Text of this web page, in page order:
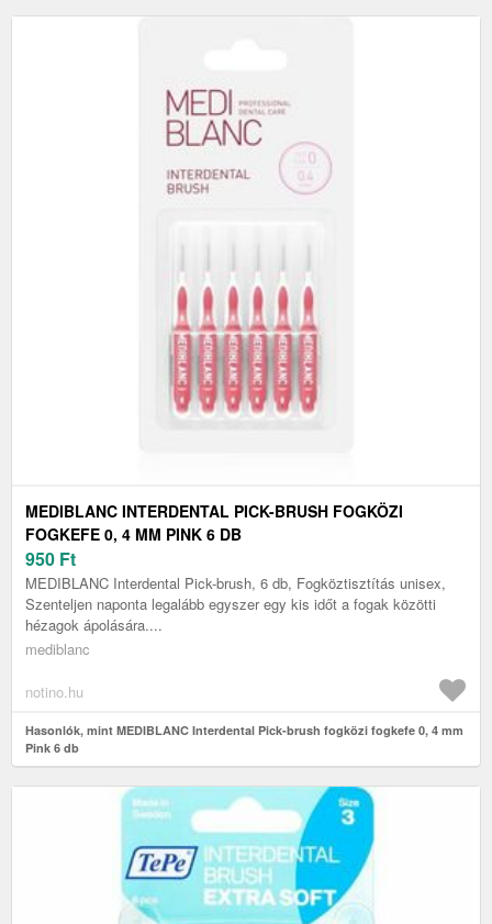
MEDIBLANC INTERDENTAL PICK-BRUSH FOGKÖZI
FOGKEFE 0, 4 MM PINK 6 DB
950 Ft
MEDIBLANC Interdental Pick-brush, 6 db, Fogköztisztítás unisex,
Szenteljen naponta legalább egyszer egy kis időt a fogak közötti
hézagok ápolására....
mediblanc
notino.hu
Hasonlók, mint MEDIBLANC Interdental Pick-brush fogközi fogkefe 0, 4 mm
Pink 6 db